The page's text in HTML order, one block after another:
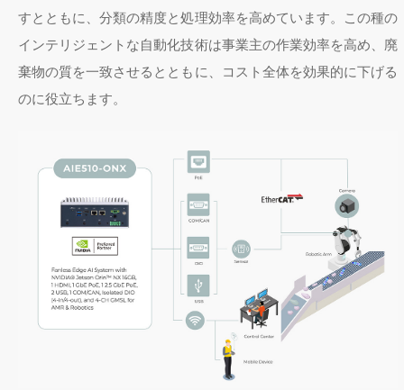
すとともに、分類の精度と処理効率を高めています。この種の
インテリジェントな自動化技術は事業主の作業効率を高め、廃
棄物の質を一致させるとともに、コスト全体を効果的に下げる
のに役立ちます。